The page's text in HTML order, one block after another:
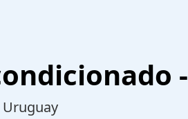
Uruguay